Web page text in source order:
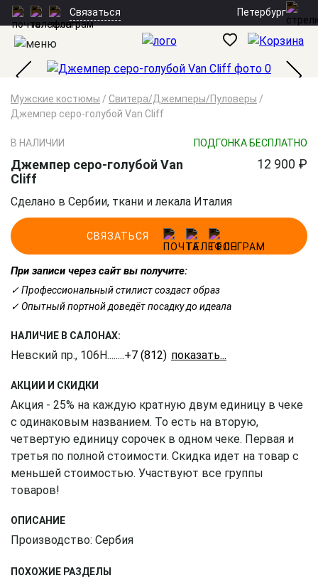
Связаться Петербург
Мужские костюмы / Свитера/Джемперы/Пуловеры /
Джемпер серо-голубой Van Cliff
В НАЛИЧИИ ПОДГОНКА БЕСПЛАТНО
Джемпер серо-голубой Van
Cliff
12 900 ₽
Сделано в Сербии, ткани и лекала Италия
СВЯЗАТЬСЯ
При записи через сайт вы получите:
✓ Профессиональный стилист создаст образ
✓ Опытный портной доведёт посадку до идеала
НАЛИЧИЕ В САЛОНАХ:
Невский пр., 106Н........+7 (812) 309-16-55
АКЦИИ И СКИДКИ
Акция - 25% на каждую кратную двум единицу в чеке
с одинаковым названием. То есть на вторую,
четвертую единицу сорочек в одном чеке. Первая и
третья по полной стоимости. Скидка идет на товар с
меньшей стоимостью. Участвуют все группы
товаров!
ОПИСАНИЕ
Производство: Сербия
ПОХОЖИЕ РАЗДЕЛЫ